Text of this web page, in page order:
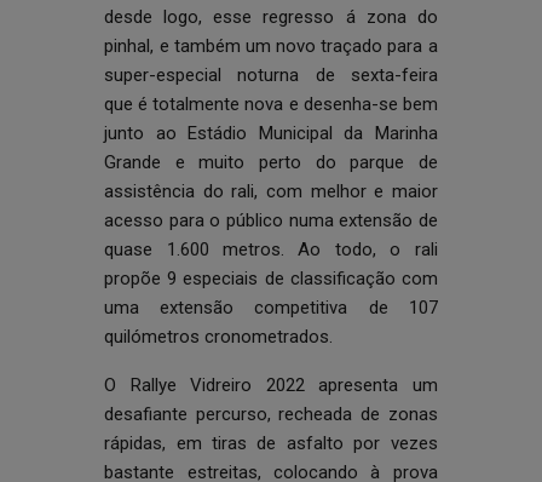
desde logo, esse regresso á zona do
pinhal, e também um novo traçado para a
super-especial noturna de sexta-feira
que é totalmente nova e desenha-se bem
junto ao Estádio Municipal da Marinha
Grande e muito perto do parque de
assistência do rali, com melhor e maior
acesso para o público numa extensão de
quase 1.600 metros. Ao todo, o rali
propõe 9 especiais de classificação com
uma extensão competitiva de 107
quilómetros cronometrados.
O Rallye Vidreiro 2022 apresenta um
desafiante percurso, recheada de zonas
rápidas, em tiras de asfalto por vezes
bastante estreitas, colocando à prova